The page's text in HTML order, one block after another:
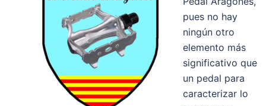
pues no hay
ningún otro
elemento más
significativo que
un pedal para
caracterizar lo